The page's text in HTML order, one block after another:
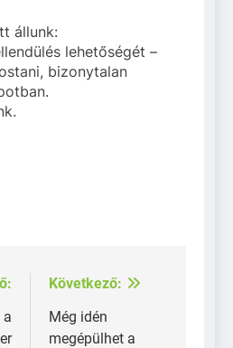
állunk:
lehetőségét –
bizonytalan
a
Következő:
Még idén
megépülhet a